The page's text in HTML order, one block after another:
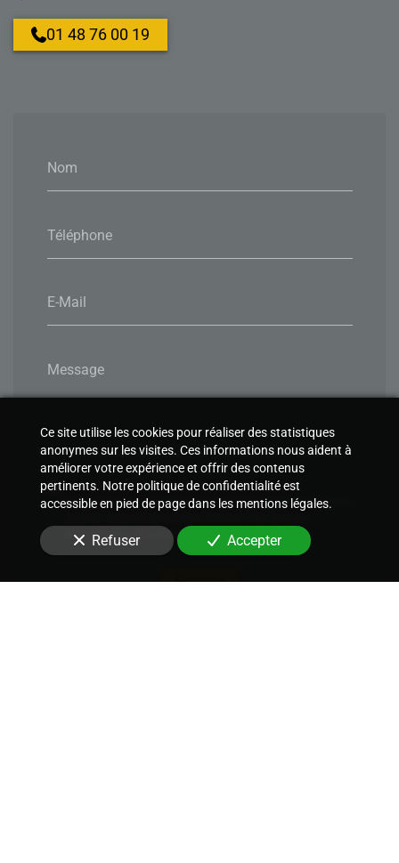
Nom
Téléphone
E-Mail
Message
En soumettant ce formulaire, j'accepte que les
informations saisies soient utilisées pour me recontacter
découler de cette demande.
Envoyer
01 48 76 00 19
Ce site utilise les cookies pour réaliser des statistiques
anonymes sur les visites. Ces informations nous aident à
améliorer votre expérience et offrir des contenus
pertinents. Notre politique de confidentialité est
accessible en pied de page dans les mentions légales.
Refuser Accepter